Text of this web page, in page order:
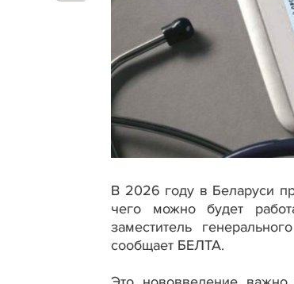
В 2026 году в Беларуси
чего можно будет
заместитель
сообщает БЕЛТА.